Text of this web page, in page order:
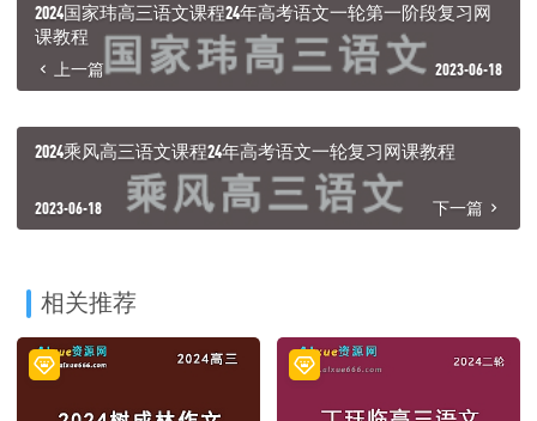
2024国家玮高三语文课程24年高考语文一轮第一阶段复习网
课教程
上一篇 2023-06-18
2024乘风高三语文课程24年高考语文一轮复习网课教程
2023-06-18 下一篇
相关推荐